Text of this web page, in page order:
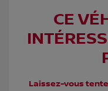
CE
Laissez-vous